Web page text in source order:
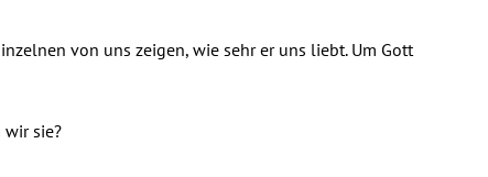
von uns zeigen, wie sehr er uns liebt. Um Gott
wir sie?